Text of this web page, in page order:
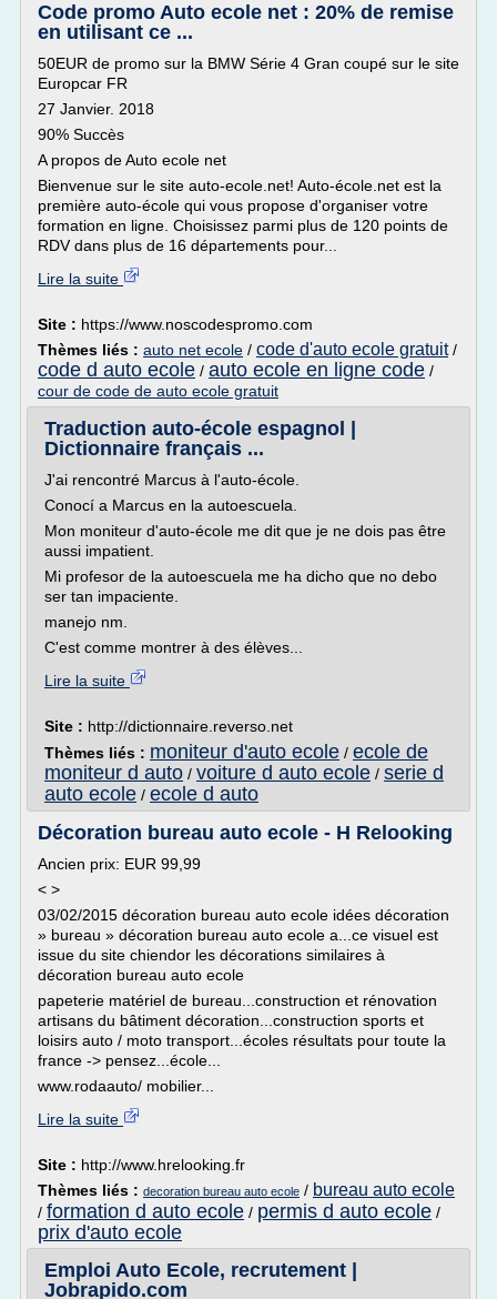
Code promo Auto ecole net : 20% de remise
en utilisant ce ...
50EUR de promo sur la BMW Série 4 Gran coupé sur le site
Europcar FR
27 Janvier. 2018
90% Succès
A propos de Auto ecole net
Bienvenue sur le site auto-ecole.net! Auto-école.net est la
première auto-école qui vous propose d'organiser votre
formation en ligne. Choisissez parmi plus de 120 points de
RDV dans plus de 16 départements pour...
Lire la suite
Site : https://www.noscodespromo.com
Thèmes liés : auto net ecole / code d'auto ecole gratuit/
code d auto ecole / auto ecole en ligne code /
cour de code de auto ecole gratuit
Traduction auto-école espagnol |
Dictionnaire français ...
J'ai rencontré Marcus à l'auto-école.
Conocí a Marcus en la autoescuela.
Mon moniteur d'auto-école me dit que je ne dois pas être
aussi impatient.
Mi profesor de la autoescuela me ha dicho que no debo
ser tan impaciente.
manejo nm.
C'est comme montrer à des élèves...
Lire la suite
Site : http://dictionnaire.reverso.net
Thèmes liés : moniteur d'auto ecole / ecole de
moniteur d auto / voiture d auto ecole / serie d
auto ecole / ecole d auto
Décoration bureau auto ecole - H Relooking
Ancien prix: EUR 99,99
< >
03/02/2015 décoration bureau auto ecole idées décoration
» bureau » décoration bureau auto ecole a...ce visuel est
issue du site chiendor les décorations similaires à
décoration bureau auto ecole
papeterie matériel de bureau...construction et rénovation
artisans du bâtiment décoration...construction sports et
loisirs auto / moto transport...écoles résultats pour toute la
france -> pensez...école...
www.rodaauto/ mobilier...
Lire la suite
Site : http://www.hrelooking.fr
Thèmes liés : decoration bureau auto ecole / bureau auto ecole
/ formation d auto ecole / permis d auto ecole /
prix d'auto ecole
Emploi Auto Ecole, recrutement |
Jobrapido.com